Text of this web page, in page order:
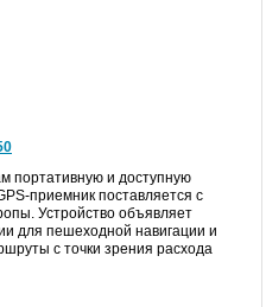
портативную и доступную
приемник поставляется с
Устройство объявляет
для пешеходной навигации и
с точки зрения расхода